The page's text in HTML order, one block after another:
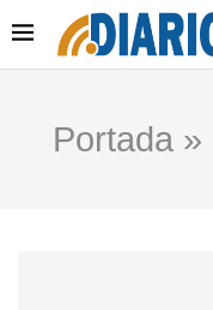
Portada»